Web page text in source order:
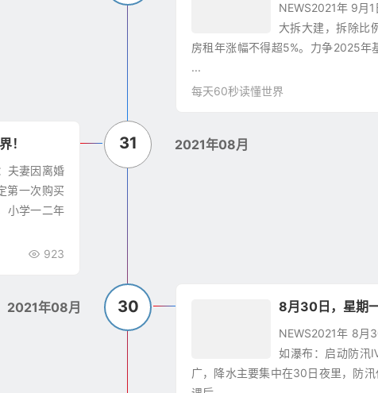
NEWS2021年 9月
大拆大建，拆除比
房租年涨幅不得超5%。力争2025年
...
每天60秒读懂世界
31
！
夫妻因离婚
第一次购买
小学一二年
2021年08月
923
30 8月30日，星期
NEWS2021年 8月
如瀑布：启动防汛
广，降水主要集中在30日夜里，防
2021年08月